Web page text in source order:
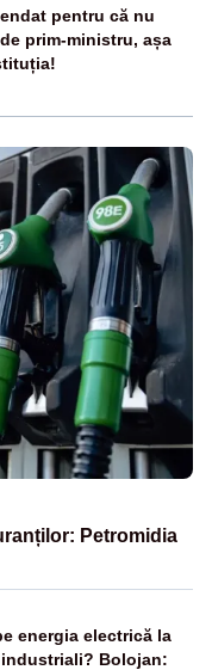
pentru că nu
prim-ministru, așa
Petromidia
energia electrică la
Bolojan: